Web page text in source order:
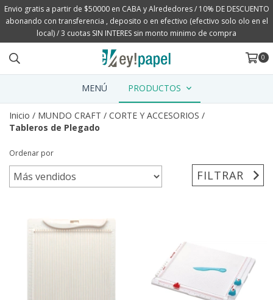
Envio gratis a partir de $50000 en CABA y Alrededores / 10% DE DESCUENTO
abonando con transferencia , deposito o en efectivo (efectivo solo olo en el
local) / 3 cuotas SIN INTERES sin monto minimo de compra
0
MENÚ PRODUCTOS
Inicio / MUNDO CRAFT / CORTE Y ACCESORIOS /
Tableros de Plegado
Ordenar por
FILTRAR